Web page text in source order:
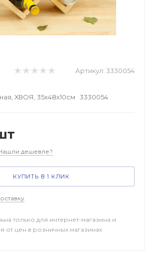
Артикул: 3330054
ХВОЯ, 35х48х10см 3330054
дешевле?
КУПИТЬ В 1 КЛИК
только для интернет-магазина и
от цен в розничных магазинах